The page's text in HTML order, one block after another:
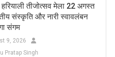
तीजोत्सव मेला 22 अगस्त
संस्कृति और नारी स्वावलंबन
संगम
9, 2026
Pratap Singh